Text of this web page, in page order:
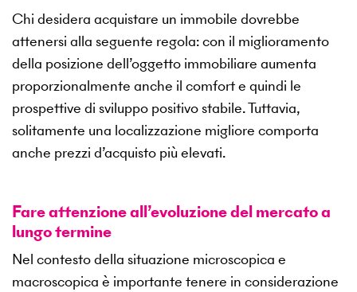
Chi desidera acquistare un immobile dovrebbe
attenersi alla seguente regola: con il miglioramento
della posizione dell’oggetto immobiliare aumenta
proporzionalmente anche il comfort e quindi le
prospettive di sviluppo positivo stabile. Tuttavia,
solitamente una localizzazione migliore comporta
anche prezzi d’acquisto più elevati.
Fare attenzione all’evoluzione del mercato a
lungo termine
Nel contesto della situazione microscopica e
macroscopica è importante tenere in considerazione